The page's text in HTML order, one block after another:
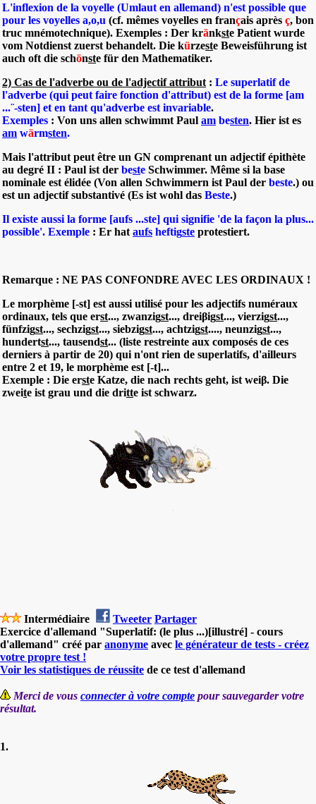
L'inflexion de la voyelle (Umlaut en allemand) n'est possible que
pour les voyelles a,o,u (cf. mêmes voyelles en français après ç, bon
truc mnémotechnique). Exemples : Der kränkste Patient wurde
vom Notdienst zuerst behandelt. Die kürzeste Beweisführung ist
auch oft die schönste für den Mathematiker.
2) Cas de l'adverbe ou de l'adjectif attribut : Le superlatif de
l'adverbe (qui peut faire fonction d'attribut) est de la forme [am
...¨-sten] et en tant qu'adverbe est invariable.
Exemples : Von uns allen schwimmt Paul am besten. Hier ist es
am wärmsten.
Mais l'attribut peut être un GN comprenant un adjectif épithète
au degré II : Paul ist der beste Schwimmer. Même si la base
nominale est élidée (Von allen Schwimmern ist Paul der beste.) ou
est un adjectif substantivé (Es ist wohl das Beste.)
Il existe aussi la forme [aufs ...ste] qui signifie 'de la façon la plus...
possible'. Exemple : Er hat aufs heftigste protestiert.
Remarque : NE PAS CONFONDRE AVEC LES ORDINAUX !
Le morphème [-st] est aussi utilisé pour les adjectifs numéraux
ordinaux, tels que erst..., zwanzigst..., dreiβigst..., vierzigst...,
fünfzigst..., sechzigst..., siebzigst..., achtzigst...., neunzigst...,
hundertst..., tausendst... (liste restreinte aux composés de ces
derniers à partir de 20) qui n'ont rien de superlatifs, d'ailleurs
entre 2 et 19, le morphème est [-t]...
Exemple : Die erste Katze, die nach rechts geht, ist weiβ. Die
zweite ist grau und die dritte ist schwarz.
Intermédiaire Tweeter Partager
Exercice d'allemand "Superlatif: (le plus ...)[illustré] - cours
d'allemand" créé par anonyme avec le générateur de tests - créez
votre propre test !
Voir les statistiques de réussite de ce test d'allemand
Merci de vous connecter à votre compte pour sauvegarder votre
résultat.
1.